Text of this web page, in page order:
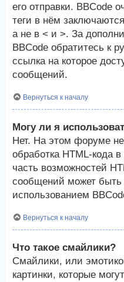
его отправки. BBCode
теги в нём
а не в < и >. За
BBCode обратитесь к
ссылка на которое
сообщений.
Вернуться к началу
Могу ли я
Нет. На этом форуме
обработка HTML-кода
часть возможностей
сообщений может быть
использованием
Вернуться к началу
Что такое смайлики?
Смайлики, или
картинки, которые